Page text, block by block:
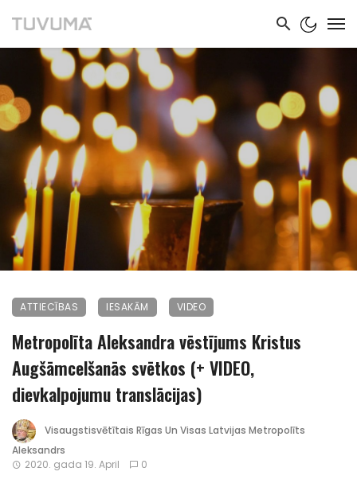
ATTIECĪBAS IESAKĀM VIDEO
Metropolīta Aleksandra vēstījums Kristus
Augšāmcelšanās svētkos (+ VIDEO,
dievkalpojumu translācijas)
Visaugstisvētītais Rīgas Un Visas Latvijas Metropolīts
Aleksandrs
2020. gada 19. April
0